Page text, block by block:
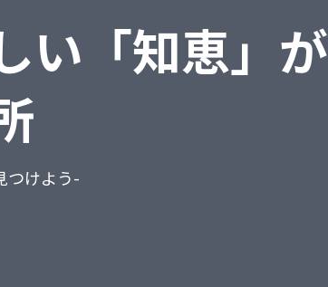
い「知恵」が
つけよう-